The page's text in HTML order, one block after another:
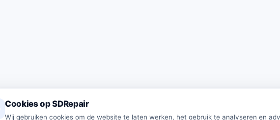
Cookies op SDRepair
Wij gebruiken cookies om de website te laten werken, het gebruik te analyseren en